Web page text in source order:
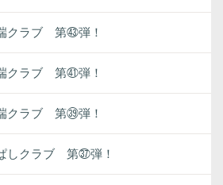
クラブ 第㊸弾！
クラブ 第㊶弾！
クラブ 第㊴弾！
しクラブ 第㊲弾！